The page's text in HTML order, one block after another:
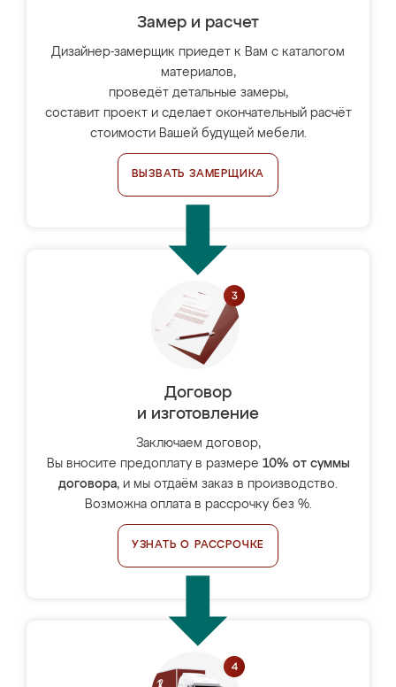
Замер и расчет
Дизайнер-замерщик приедет к Вам с каталогом
материалов,
проведёт детальные замеры,
составит проект и сделает окончательный расчёт
стоимости Вашей будущей мебели.
ВЫЗВАТЬ ЗАМЕРЩИКА
Договор
и изготовление
Заключаем договор,
Вы вносите предоплату в размере 10% от суммы
договора, и мы отдаём заказ в производство.
Возможна оплата в рассрочку без %.
УЗНАТЬ О РАССРОЧКЕ